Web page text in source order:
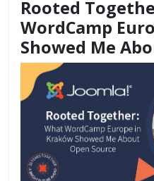
Rooted
WordCamp
Showed Me